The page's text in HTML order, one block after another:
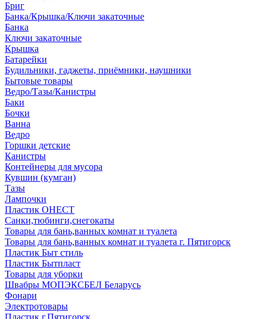
Бриг
Банка/Крышка/Ключи закаточные
Банка
Ключи закаточные
Крышка
Батарейки
Будильники, гаджеты, приёмники, наушники
Бытовые товары
Ведро/Тазы/Канистры
Баки
Бочки
Ванна
Ведро
Горшки детские
Канистры
Контейнеры для мусора
Кувшин (кумган)
Тазы
Лампочки
Пластик ОНЕСТ
Санки,тюбинги,снегокаты
Товары для бань,ванных комнат и туалета
Товары для бань,ванных комнат и туалета г. Пятигорск
Пластик Быт стиль
Пластик Бытпласт
Товары для уборки
Швабры МОПЭКСБЕЛ Беларусь
Фонари
Электротовары
Пластик г.Пятигорск